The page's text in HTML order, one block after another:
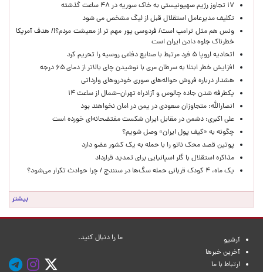
۱۷ تجاوز رژیم صهیونیستی به خاک سوریه در ۴۸ ساعت گذشته
تکلیف مدیرعامل استقلال قبل از لیگ مشخص می شود
ونس هم مثل ترامپ است/ فردوسی پور مهم تر از معیشت مردم؟!/ هدف آمریکا
خطرناک جلوه دادن ایران است
اتحادیه اروپا ۵ فرد مرتبط با صنایع دفاعی روسیه را تحریم کرد
افزایش خطر ابتلا به سرطان مری با نوشیدن چای بالاتر از دمای ۶۵ درجه
هشدار درباره فروش حواله‌های صوری خودروهای وارداتی
یکطرفه شدن جاده چالوس و آزادراه تهران–شمال از ساعت ۱۴
انصارالله: متجاوزان سعودی در یمن در امان نخواهند بود
علی اکبری: دشمن در مقابل ایران شکست مفتضحانه‌ای خورده است
چگونه به «کیف پول ایران» وصل شویم؟
پوتین قصد محک ناتو را با حمله به یک کشور عضو دارد
مذاکره استقلال با گلر اسپانیایی برای تمدید قرارداد
یک ماه، ۴ کودک قربانی حمله سگ‌ها در سنندج / چرا حوادث تکرار می‌شود؟
بیشتر
آرشیو
آخرین خبرها
ارتباط با ما
ما را دنبال کنید.